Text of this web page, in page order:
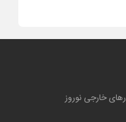
خارجی نوروز